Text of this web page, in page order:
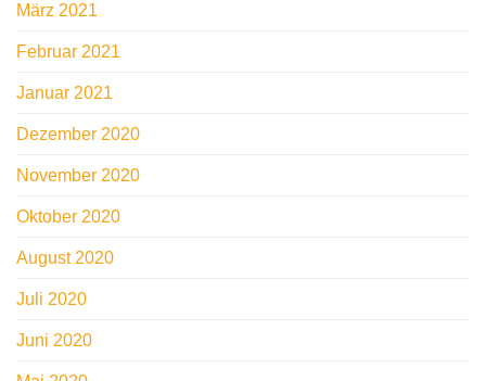
März 2021
Februar 2021
Januar 2021
Dezember 2020
November 2020
Oktober 2020
August 2020
Juli 2020
Juni 2020